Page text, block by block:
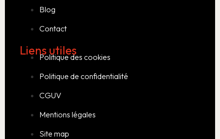
Blog
Contact
Liens utiles
Politique des cookies
Politique de confidentialité
CGUV
Mentions légales
Site map